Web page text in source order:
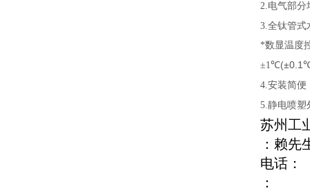
2.电气部
3.全钛管式
*数显温度
±1℃(±0.1
4.安装简便
5.静电喷塑
苏州工
：赖先
电话：
：